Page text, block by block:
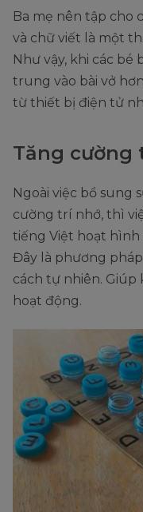
Ba mẹ nên tập cho
và chữ viết là một
Như vậy, khi các bé
trung vào bài vở
từ thiết bị điện tử
Tăng cường
Ngoài việc bổ sung
cường trí nhớ, thì
tiếng Việt hoạt hình
Đây là phương
cách tự nhiên.
hoạt động.